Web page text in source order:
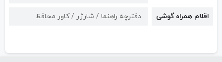
اقلام همراه گوشی دفترچه راهنما / شارژر / کاور محافظ